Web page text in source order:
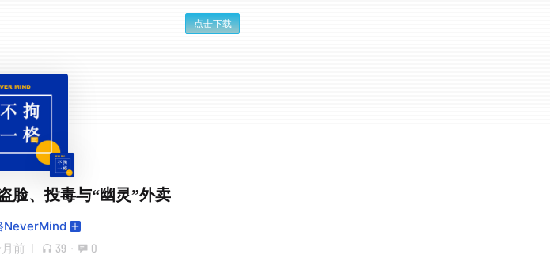
点击下载
脸、投毒与“幽灵”外卖
NeverMind
前 39 · 0